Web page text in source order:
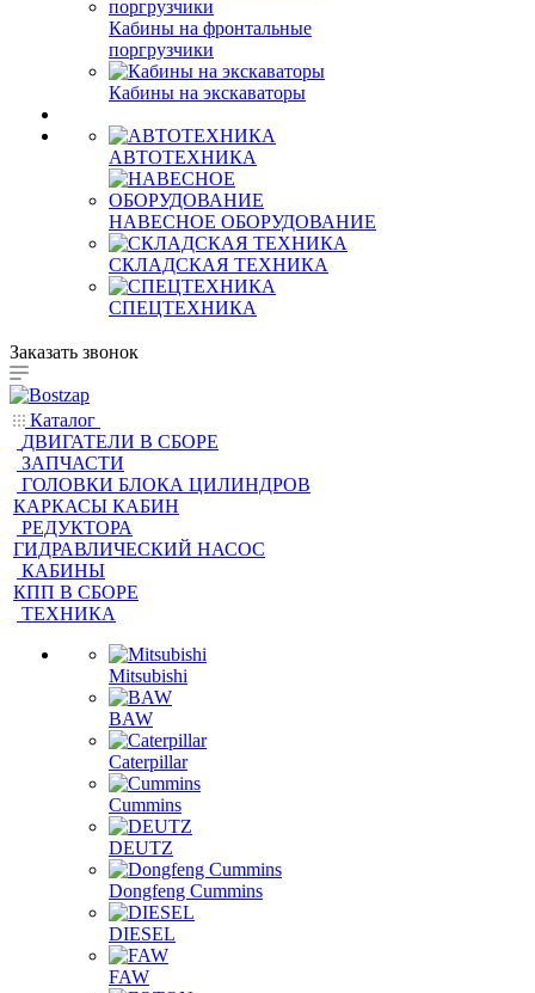
Кабины на экскаваторы
АВТОТЕХНИКА
НАВЕСНОЕ ОБОРУДОВАНИЕ
СКЛАДСКАЯ ТЕХНИКА
СПЕЦТЕХНИКА
Заказать звонок
Каталог
ДВИГАТЕЛИ В СБОРЕ
ЗАПЧАСТИ
ГОЛОВКИ БЛОКА ЦИЛИНДРОВ
КАРКАСЫ КАБИН
РЕДУКТОРА
ГИДРАВЛИЧЕСКИЙ НАСОС
КАБИНЫ
КПП В СБОРЕ
ТЕХНИКА
Mitsubishi
BAW
Caterpillar
Cummins
DEUTZ
Dongfeng Cummins
DIESEL
FAW
FOTON